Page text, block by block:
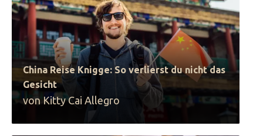
China Reise Knigge: So verlierst du nicht das
Gesicht
von Kitty Cai Allegro